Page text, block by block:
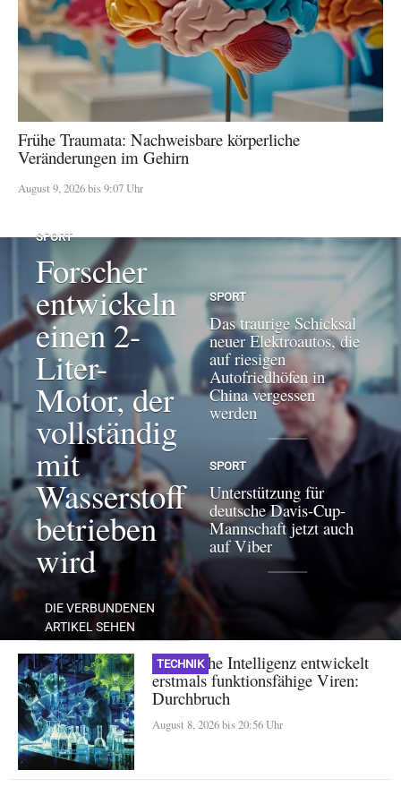
Frühe Traumata: Nachweisbare körperliche
Veränderungen im Gehirn
August 9, 2026 bis 9:07 Uhr
SPORT
Forscher
entwickeln
einen 2-
Liter-
Motor, der
vollständig
mit
Wasserstoff
betrieben
wird
DIE VERBUNDENEN
ARTIKEL SEHEN
SPORT
Das traurige Schicksal
neuer Elektroautos, die
auf riesigen
Autofriedhöfen in
China vergessen
werden
SPORT
Unterstützung für
deutsche Davis-Cup-
Mannschaft jetzt auch
auf Viber
TECHNIK
Künstliche Intelligenz entwickelt
erstmals funktionsfähige Viren:
Durchbruch
August 8, 2026 bis 20:56 Uhr